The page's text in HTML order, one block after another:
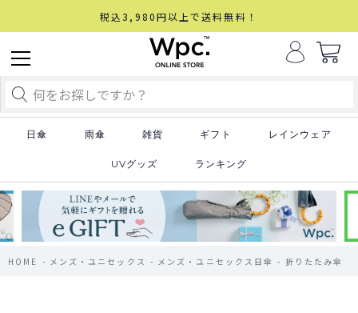
税込3,980円以上で送料無料！
日傘 雨傘 雑貨 ギフト レインウェア
UVグッズ ランキング
HOME メンズ・ユニセックス メンズ・ユニセックス日傘 折りたたみ傘